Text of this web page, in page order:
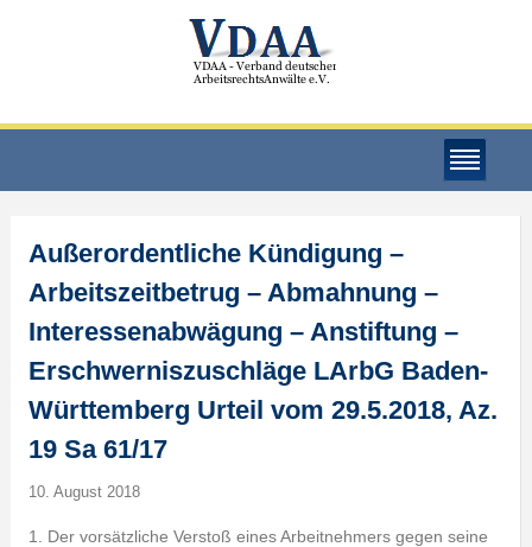
Außerordentliche Kündigung –
Arbeitszeitbetrug – Abmahnung –
Interessenabwägung – Anstiftung –
Erschwerniszuschläge LArbG Baden-
Württemberg Urteil vom 29.5.2018, Az.
19 Sa 61/17
10. August 2018
1. Der vorsätzliche Verstoß eines Arbeitnehmers gegen seine